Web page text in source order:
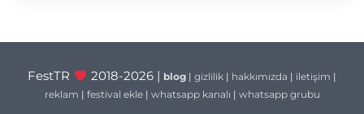
FestTR 2018-2026 | blog| gizlilik| hakkımızda | iletişim |
reklam | festival ekle| whatsapp kanalı | whatsapp grubu